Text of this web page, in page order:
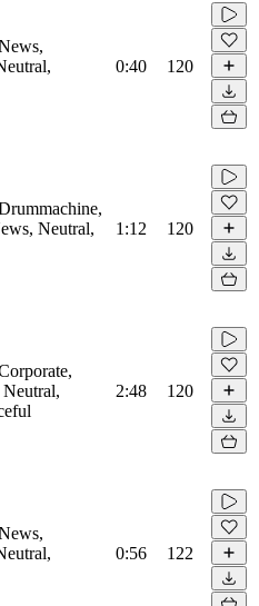
0:40 120
Neutral,
1:12 120
2:48 120
0:56 122